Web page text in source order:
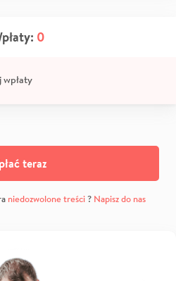
0
wpłaty
teraz
niedozwolone treści? Napisz do nas